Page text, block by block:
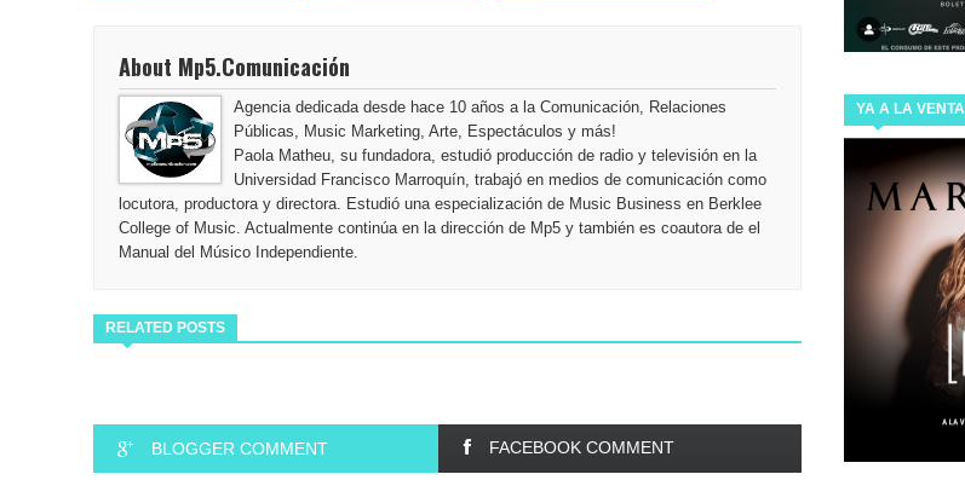
EL VIAJE DE SECO COMIENZA: RICARDO ARJONA ESTRENA LOS PRIMEROS TRES SENCILLOS DE SU
ESPERADO PRÓXIMO ÁLBUM
ARJONA, SECO, Y SU MANERA DE PERMANECER INMUNE
YA A LA VENTA
About Mp5.Comunicación
Agencia dedicada desde hace 10 años a la Comunicación, Relaciones
Públicas, Music Marketing, Arte, Espectáculos y más!
Paola Matheu, su fundadora, estudió producción de radio y televisión en la
Universidad Francisco Marroquín, trabajó en medios de comunicación como
locutora, productora y directora. Estudió una especialización de Music Business en Berklee
College of Music. Actualmente continúa en la dirección de Mp5 y también es coautora de el
Manual del Músico Independiente.
RELATED POSTS
BLOGGER COMMENT FACEBOOK COMMENT